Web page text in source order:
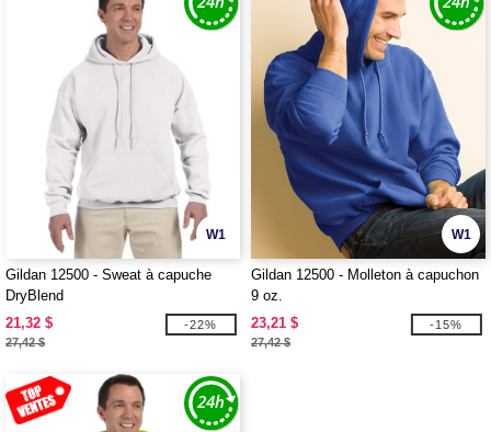
W1
Gildan 12500 - Sweat à capuche
DryBlend
21,32 $
27,42 $
-22%
W1
Gildan 12500 - Molleton à capuchon
9 oz.
23,21 $
27,42 $
-15%